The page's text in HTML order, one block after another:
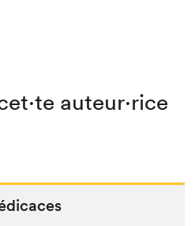
auteur·rice